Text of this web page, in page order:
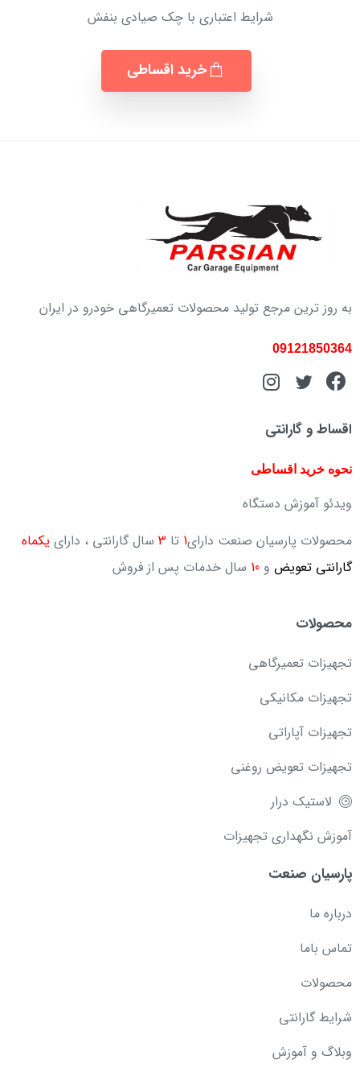
شرایط اعتباری با چک صیادی بنفش
خرید اقساطی
به روز ترین مرجع تولید محصولات تعمیرگاهی خودرو در ایران
09121850364
اقساط و گارانتی
نحوه خرید اقساطی
ویدئو آموزش دستگاه
محصولات پارسیان صنعت دارای1 تا 3 سال گارانتی ، دارای یکماه
گارانتی تعویض و 10 سال خدمات پس از فروش
محصولات
تجهیزات تعمیرگاهی
تجهیزات مکانیکی
تجهیزات آپاراتی
تجهیزات تعویض روغنی
لاستیک درار
آموزش نگهداری تجهیزات
پارسیان صنعت
درباره ما
تماس باما
محصولات
شرایط گارانتی
وبلاگ و آموزش